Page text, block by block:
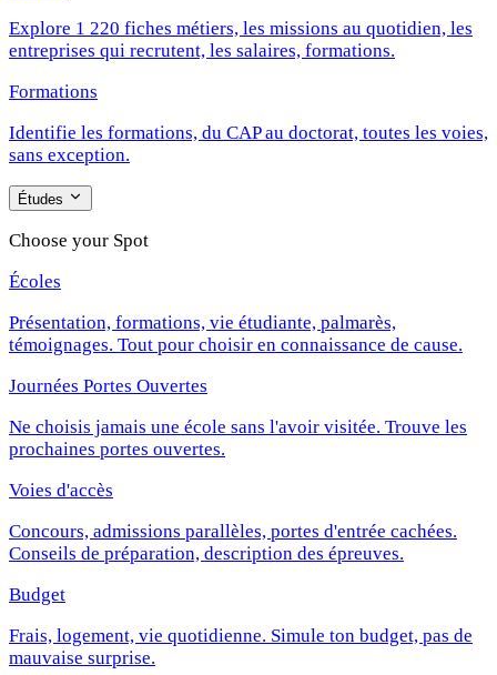
Explore 1 220 fiches métiers, les missions au quotidien, les
entreprises qui recrutent, les salaires, formations.
Formations
Identifie les formations, du CAP au doctorat, toutes les voies,
sans exception.
Études
Choose your Spot
Écoles
Présentation, formations, vie étudiante, palmarès,
témoignages. Tout pour choisir en connaissance de cause.
Journées Portes Ouvertes
Ne choisis jamais une école sans l'avoir visitée. Trouve les
prochaines portes ouvertes.
Voies d'accès
Concours, admissions parallèles, portes d'entrée cachées.
Conseils de préparation, description des épreuves.
Budget
Frais, logement, vie quotidienne. Simule ton budget, pas de
mauvaise surprise.